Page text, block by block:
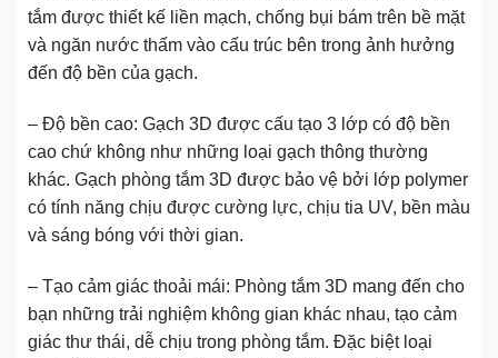
tắm được thiết kế liền mạch, chống bụi bám trên bề mặt
và ngăn nước thấm vào cấu trúc bên trong ảnh hưởng
đến độ bền của gạch.
– Độ bền cao: Gạch 3D được cấu tạo 3 lớp có độ bền
cao chứ không như những loại gạch thông thường
khác. Gạch phòng tắm 3D được bảo vệ bởi lớp polymer
có tính năng chịu được cường lực, chịu tia UV, bền màu
và sáng bóng với thời gian.
– Tạo cảm giác thoải mái: Phòng tắm 3D mang đến cho
bạn những trải nghiệm không gian khác nhau, tạo cảm
giác thư thái, dễ chịu trong phòng tắm. Đặc biệt loại